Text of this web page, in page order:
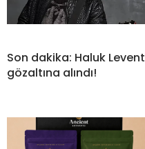
Son dakika: Haluk Levent
gözaltına alındı!